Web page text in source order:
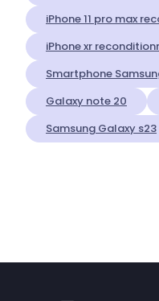
iPhone 11 pro max
iPhone xr
Smartphone
Galaxy note 20
Samsung Galaxy s23